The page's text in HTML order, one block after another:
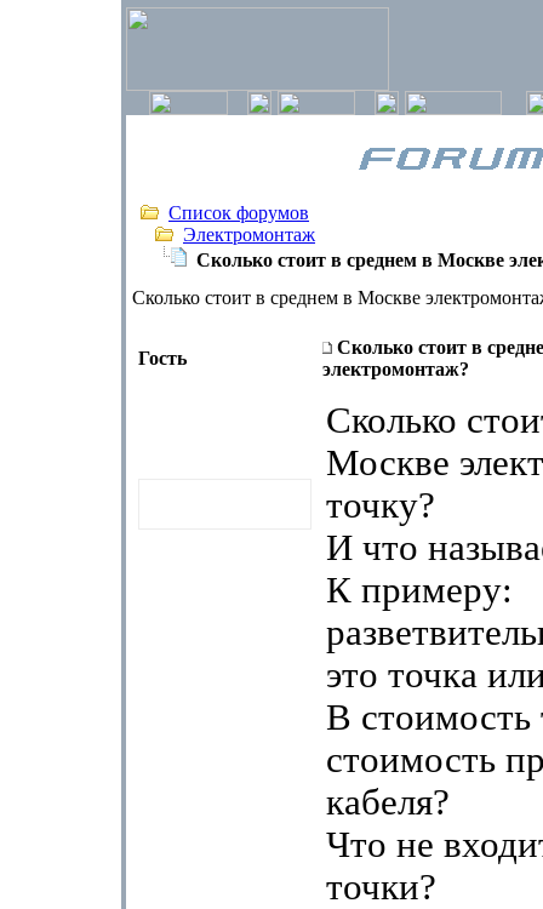
Список форумов
Электромонтаж
Сколько стоит в среднем в Москве
Сколько стоит в среднем в Москве
Гость
Сколько стоит в
электромонтаж?
Сколько
Москве
точку?
И что
К примеру:
это точка
В стоимость
стоимость
кабеля?
Что не
точки?